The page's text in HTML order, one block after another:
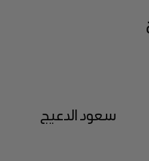
سعود الدعيج